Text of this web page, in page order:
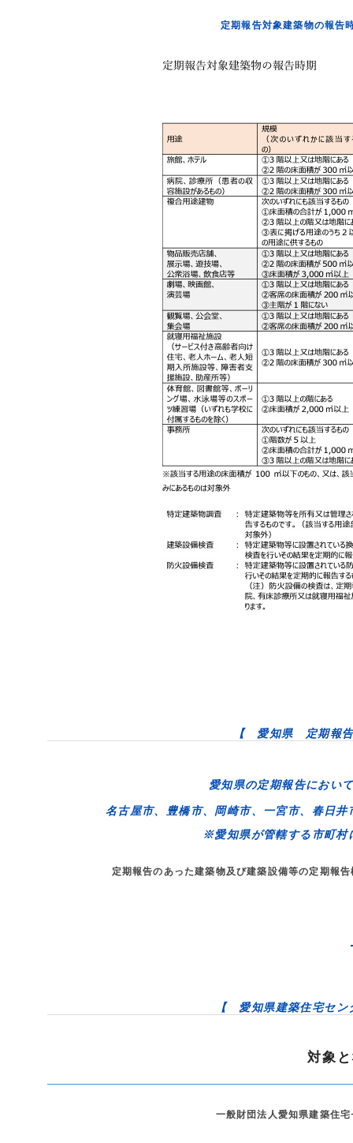
定期報告対象建築物の報告
【 愛知県 定期報
愛知県の定期報告におい
名古屋市、豊橋市、岡崎市、一宮市、春日井
※愛知県が管轄する市町村
定期報告のあった建築物及び建築設備等の定期報
【 愛知県建築住宅セ
対象
一般財団法人愛知県建築住